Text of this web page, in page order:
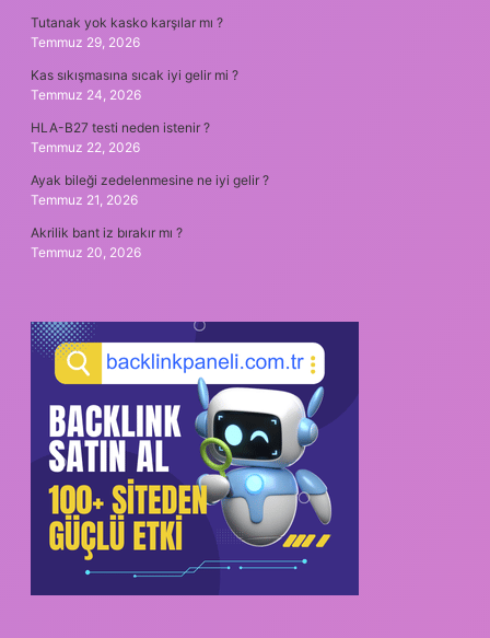
Tutanak yok kasko karşılar mı ?
Temmuz 29, 2026
Kas sıkışmasına sıcak iyi gelir mi ?
Temmuz 24, 2026
HLA-B27 testi neden istenir ?
Temmuz 22, 2026
Ayak bileği zedelenmesine ne iyi gelir ?
Temmuz 21, 2026
Akrilik bant iz bırakır mı ?
Temmuz 20, 2026